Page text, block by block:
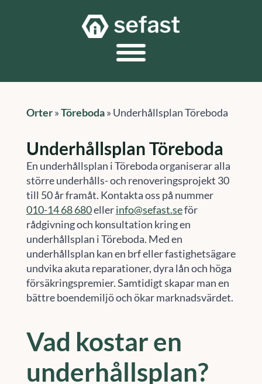
Orter»Töreboda» Underhållsplan Töreboda
Underhållsplan Töreboda
En underhållsplan i Töreboda organiserar alla
större underhålls- och renoveringsprojekt 30
till 50 år framåt. Kontakta oss på nummer
010-14 68 680ellerinfo@sefast.seför
rådgivning och konsultation kring en
underhållsplan i Töreboda. Med en
underhållsplan kan en brf eller fastighetsägare
undvika akuta reparationer, dyra lån och höga
försäkringspremier. Samtidigt skapar man en
bättre boendemiljö och ökar marknadsvärdet.
Vad kostar en
underhållsplan?